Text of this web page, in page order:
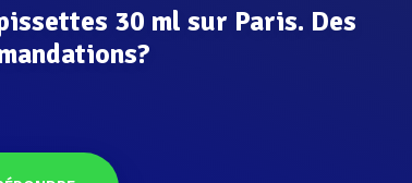
30 ml sur Paris. Des